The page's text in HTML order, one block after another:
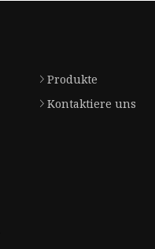
Produkte
Kontaktiere uns